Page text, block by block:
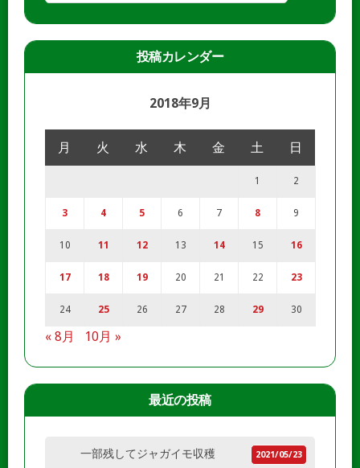
投稿カレンダー
2018年9月
月 火 水 木 金 土 日
1 2
3 4 5 6 7 8 9
10 11 12 13 14 15 16
17 18 19 20 21 22 23
24 25 26 27 28 29 30
« 8月 10月 »
最近の投稿
一部残してジャガイモ収穫 2021/05/23